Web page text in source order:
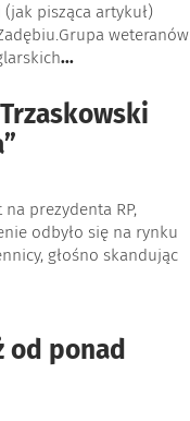
pisząca artykuł)
weteranów
...
prezydenta RP,
odbyło się na rynku
głośno skandując
od ponad